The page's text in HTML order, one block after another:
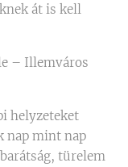
át is kell
– Illemváros
helyzeteket
nap mint nap
türelem